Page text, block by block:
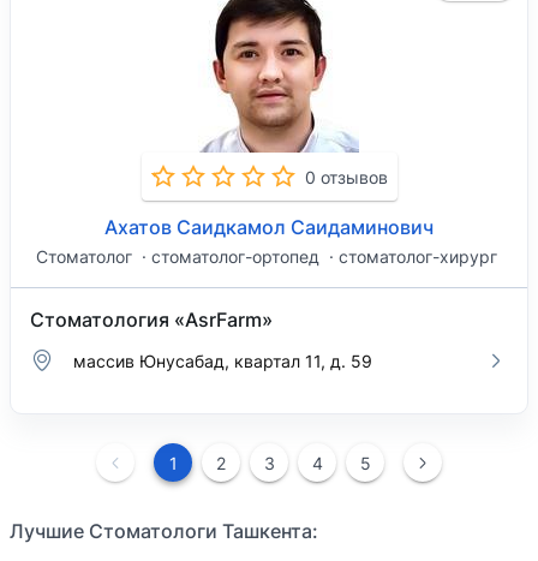
0 отзывов
Ахатов Саидкамол Саидаминович
Стоматолог стоматолог-ортопед стоматолог-хирург
Стоматология «AsrFarm»
массив ​Юнусабад, квартал 11, д. 59
1 2 3 4 5
Лучшие Стоматологи Ташкента: